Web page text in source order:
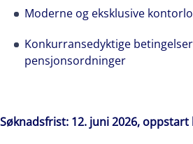
Moderne og eksklusive
Konkurransedyktige
pensjonsordninger
Søknadsfrist: 12. juni 2026, oppstart